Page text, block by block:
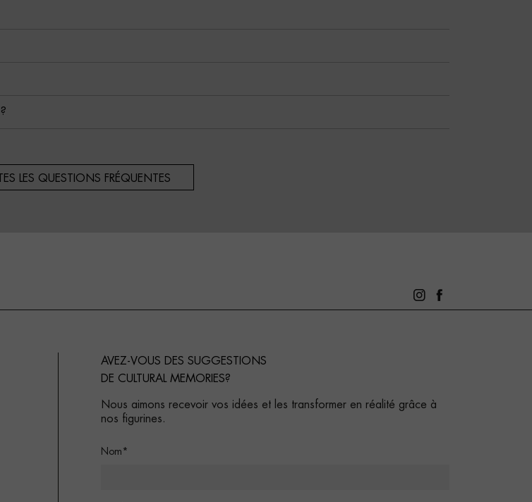
LES QUESTIONS FRÉQUENTES
AVEZ-VOUS DES SUGGESTIONS
DE CULTURAL MEMORIES?
Nous aimons recevoir vos idées et les transformer en réalité grâce à
nos figurines.
Nom*